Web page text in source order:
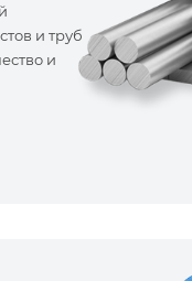
и труб
и